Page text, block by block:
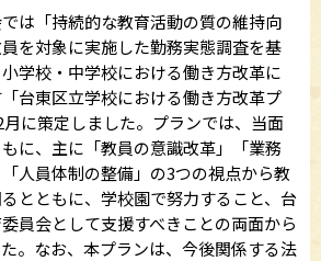
は「持続的な教育活動の質の維持向
を対象に実施した勤務実態調査を基
学校・中学校における働き方改革に
台東区立学校における働き方改革プ
に策定しました。プランでは、当面
に、主に「教員の意識改革」「業務
人員体制の整備」の3つの視点から教
とともに、学校園で努力すること、台
員会として支援すべきことの両面から
。なお、本プランは、今後関係する法